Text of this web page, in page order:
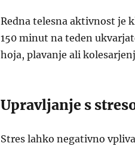
Redna telesna aktivnost je
150 minut na teden
hoja, plavanje ali
Upravljanje s
Stres lahko negativno